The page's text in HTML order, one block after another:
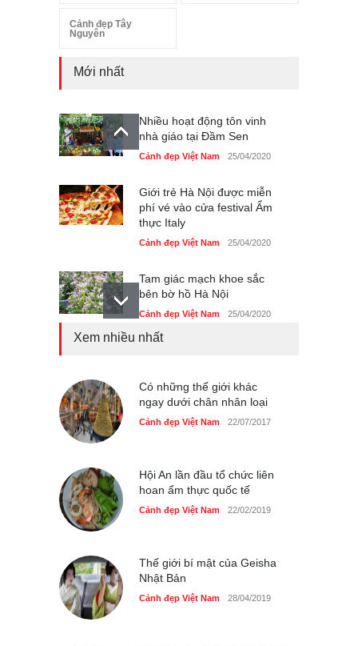
Cảnh đẹp Tây
Nguyên
Mới nhất
Nhiều hoạt động tôn vinh
nhà giáo tại Đầm Sen
Cảnh đẹp Việt Nam 25/04/2020
Giới trẻ Hà Nội được miễn
phí vé vào cửa festival Ẩm
thực Italy
Cảnh đẹp Việt Nam 25/04/2020
Tam giác mạch khoe sắc
bên bờ hồ Hà Nội
Cảnh đẹp Việt Nam 25/04/2020
Cảnh đẹp Việt Nam 24/04/2020
Những món ăn đồng quê
Xem nhiều nhất
Có những thế giới khác
ngay dưới chân nhân loại
Cảnh đẹp Việt Nam 22/07/2017
Hội An lần đầu tổ chức liên
hoan ẩm thực quốc tế
Cảnh đẹp Việt Nam 22/02/2019
Thế giới bí mật của Geisha
Nhật Bản
Cảnh đẹp Việt Nam 28/04/2019